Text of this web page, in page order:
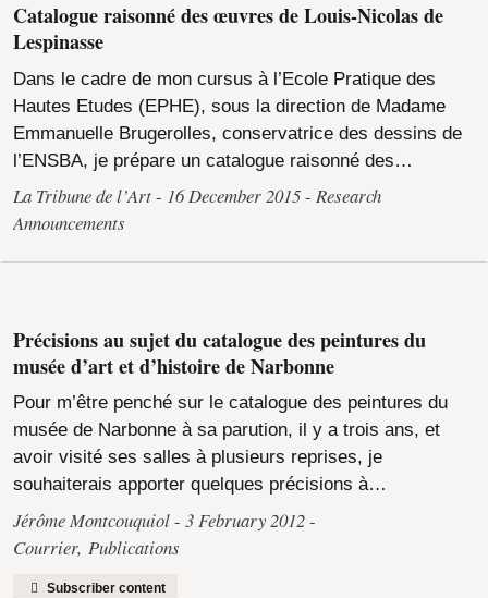
Catalogue raisonné des œuvres de Louis-Nicolas de
Lespinasse
Dans le cadre de mon cursus à l’Ecole Pratique des
Hautes Etudes (EPHE), sous la direction de Madame
Emmanuelle Brugerolles, conservatrice des dessins de
l’ENSBA, je prépare un catalogue raisonné des…
La Tribune de l’Art 16 December 2015
Research
Announcements
Précisions au sujet du catalogue des peintures du
musée d’art et d’histoire de Narbonne
Pour m’être penché sur le catalogue des peintures du
musée de Narbonne à sa parution, il y a trois ans, et
avoir visité ses salles à plusieurs reprises, je
souhaiterais apporter quelques précisions à…
Jérôme Montcouquiol 3 February 2012
Courrier, Publications
Subscriber content